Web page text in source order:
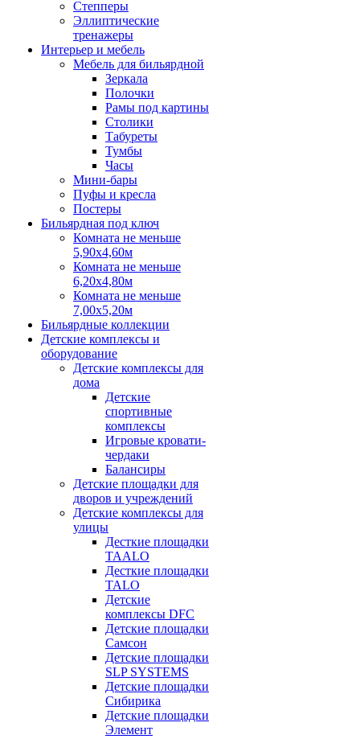
Степперы
Эллиптические
тренажеры
Интерьер и мебель
Мебель для бильярдной
Зеркала
Полочки
Рамы под картины
Столики
Табуреты
Тумбы
Часы
Мини-бары
Пуфы и кресла
Постеры
Бильярдная под ключ
Комната не меньше
5,90х4,60м
Комната не меньше
6,20х4,80м
Комната не меньше
7,00х5,20м
Бильярдные коллекции
Детские комплексы и
оборудование
Детские комплексы для
дома
Детские
спортивные
комплексы
Игровые кровати-
чердаки
Балансиры
Детские площадки для
дворов и учреждений
Детские комплексы для
улицы
Десткие площадки
TAALO
Десткие площадки
TALO
Детские
комплексы DFC
Детские площадки
Самсон
Детские площадки
SLP SYSTEMS
Детские площадки
Сибирика
Детские площадки
Элемент